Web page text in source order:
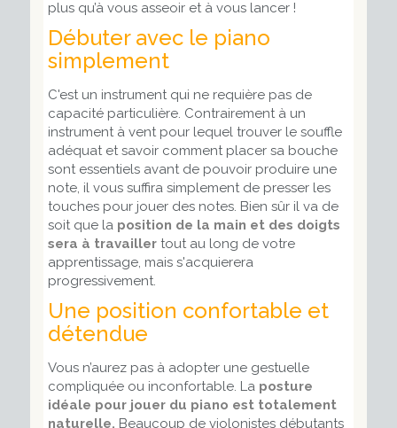
plus qu’à vous asseoir et à vous lancer !
Débuter avec le piano
simplement
C'est un instrument qui ne requière pas de
capacité particulière. Contrairement à un
instrument à vent pour lequel trouver le souffle
adéquat et savoir comment placer sa bouche
sont essentiels avant de pouvoir produire une
note, il vous suffira simplement de presser les
touches pour jouer des notes. Bien sûr il va de
soit que la position de la main et des doigts
sera à travaillertout au long de votre
apprentissage, mais s'acquierera
progressivement.
Une position confortable et
détendue
Vous n’aurez pas à adopter une gestuelle
compliquée ou inconfortable. La posture
idéale pour jouer du piano est totalement
naturelle. Beaucoup de violonistes débutants